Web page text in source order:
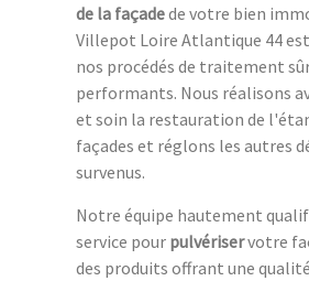
de la façadede votre bien
Villepot Loire Atlantique 44
nos procédés de traitement
performants. Nous réalisons
et soin la restauration de
façades et réglons les autres
survenus.
Notre équipe hautement
service pour pulvériservotre
des produits offrant une